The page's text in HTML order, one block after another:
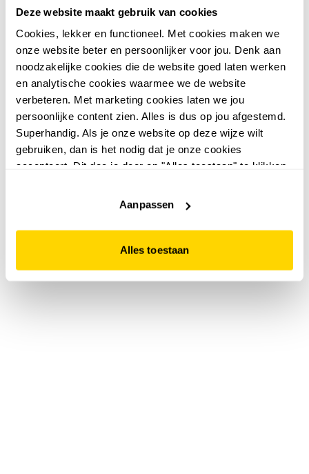
Deze website maakt gebruik van cookies
Cookies, lekker en functioneel. Met cookies maken we
onze website beter en persoonlijker voor jou. Denk aan
noodzakelijke cookies die de website goed laten werken
en analytische cookies waarmee we de website
verbeteren. Met marketing cookies laten we jou
persoonlijke content zien. Alles is dus op jou afgestemd.
Superhandig. Als je onze website op deze wijze wilt
gebruiken, dan is het nodig dat je onze cookies
accepteert. Dit doe je door op "Alles toestaan" te klikken.
website niet optimaal functioneert.
Aanpassen
Alles toestaan